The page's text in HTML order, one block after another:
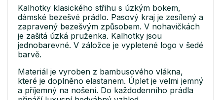
Kalhotky klasického střihu s úzkým bokem,
dámské bezešvé prádlo. Pasový kraj je zesílený a
zapravený bezešvým způsobem. V nohavičkách
je zašitá úzká pruženka. Kalhotky jsou
jednobarevné. V záložce je vypletené logo v šedé
barvě.
Materiál je vyroben z bambusového vlákna,
které je doplněno elastanem. Úplet je velmi jemný
a příjemný na nošení. Do každodenního prádla